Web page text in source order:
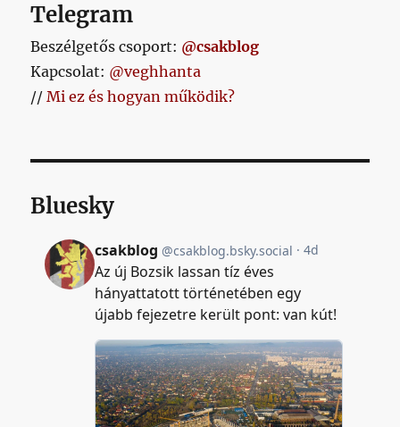
Telegram
Beszélgetős csoport: @csakblog
Kapcsolat: @veghhanta
//Mi ez és hogyan működik?
Bluesky